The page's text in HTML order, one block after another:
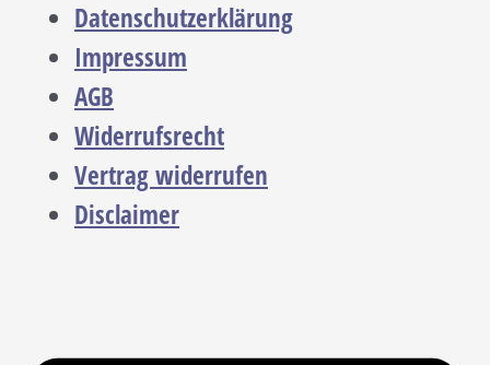
Datenschutzerklärung
Impressum
AGB
Widerrufsrecht
Vertrag widerrufen
Disclaimer